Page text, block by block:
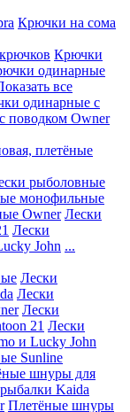
Крючки на сома
Крючки
одинарные
все
одинарные с
поводком Owner
плетёные
рыболовные
монофильные
Owner Лески
Лески
John ...
Лески
Лески
Лески
21 Лески
и Lucky John
Sunline
шнуры для
Kaida
Плетёные шнуры